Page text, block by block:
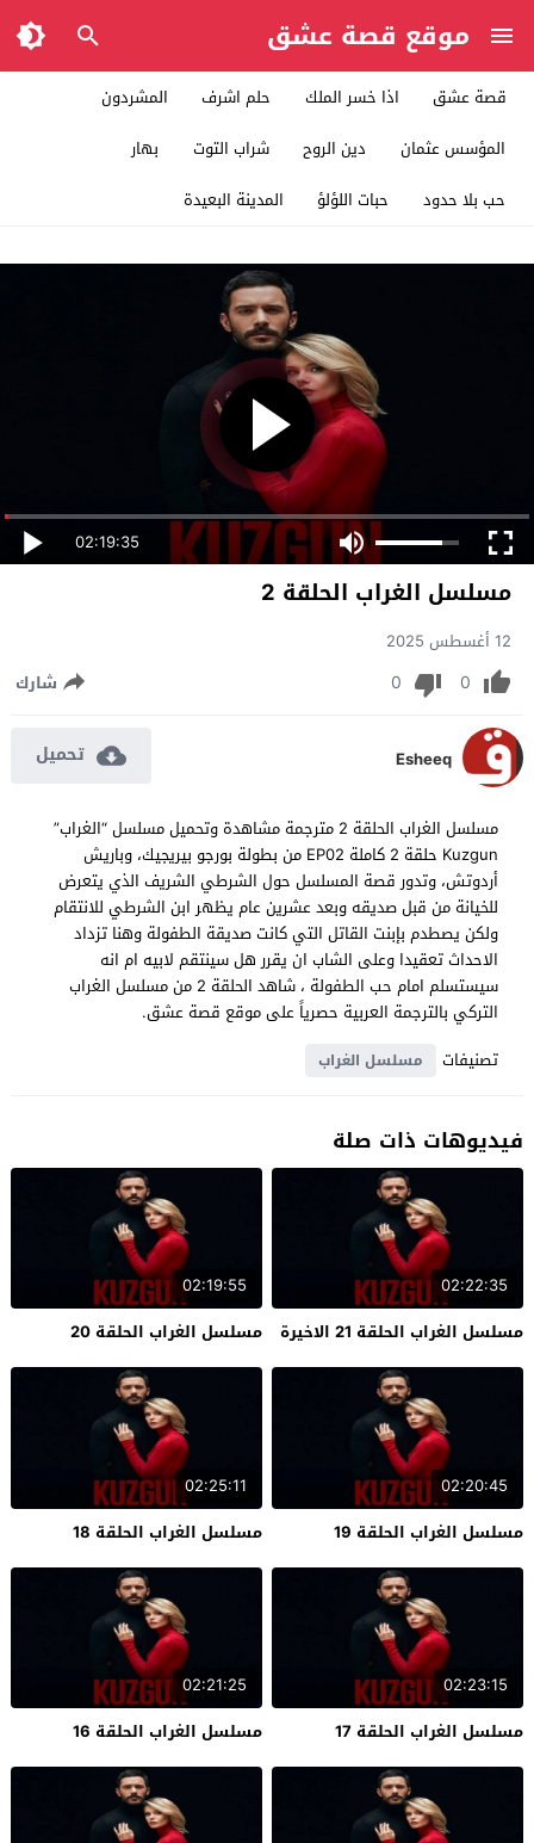
موقع قصة عشق
قصة عشق اذا خسر الملك حلم اشرف
المشردون
المؤسس عثمان
دين الروح شراب التوت
بهار
حب بلا حدود
حبات اللؤلؤ المدينة البعيدة
02:19:35
مسلسل الغراب الحلقة 2
12 أغسطس 2025
0
0 شارك
Esheeq تحميل
مسلسل الغراب الحلقة 2 مترجمة مشاهدة وتحميل مسلسل “الغراب”
Kuzgun حلقة 2 كاملة EP02 من بطولة بورجو بيريجيك، وباريش
أردوتش، وتدور قصة المسلسل حول الشرطي الشريف الذي يتعرض
للخيانة من قبل صديقه وبعد عشرين عام يظهر ابن الشرطي للانتقام
ولكن يصطدم بإبنت القاتل التي كانت صديقة الطفولة وهنا تزداد
الاحداث تعقيدا وعلى الشاب ان يقرر هل سينتقم لابيه ام انه
سيستسلم امام حب الطفولة ، شاهد الحلقة 2 من مسلسل الغراب
التركي بالترجمة العربية حصرياً على موقع قصة عشق.
تصنيفات
مسلسل الغراب
فيديوهات ذات صلة
02:22:35
مسلسل الغراب الحلقة 21 الاخيرة
02:19:55
مسلسل الغراب الحلقة 20
02:20:45
مسلسل الغراب الحلقة 19
02:25:11
مسلسل الغراب الحلقة 18
02:23:15
مسلسل الغراب الحلقة 17
02:21:25
مسلسل الغراب الحلقة 16